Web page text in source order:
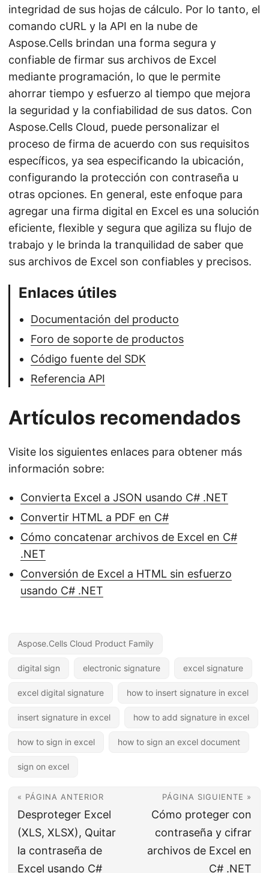
integridad de sus hojas de cálculo. Por lo tanto, el
comando cURL y la API en la nube de
Aspose.Cells brindan una forma segura y
confiable de firmar sus archivos de Excel
mediante programación, lo que le permite
ahorrar tiempo y esfuerzo al tiempo que mejora
la seguridad y la confiabilidad de sus datos. Con
Aspose.Cells Cloud, puede personalizar el
proceso de firma de acuerdo con sus requisitos
específicos, ya sea especificando la ubicación,
configurando la protección con contraseña u
otras opciones. En general, este enfoque para
agregar una firma digital en Excel es una solución
eficiente, flexible y segura que agiliza su flujo de
trabajo y le brinda la tranquilidad de saber que
sus archivos de Excel son confiables y precisos.
Enlaces útiles
Documentación del producto
Foro de soporte de productos
Código fuente del SDK
Referencia API
Artículos recomendados
Visite los siguientes enlaces para obtener más
información sobre:
Convierta Excel a JSON usando C# .NET
Convertir HTML a PDF en C#
Cómo concatenar archivos de Excel en C#
.NET
Conversión de Excel a HTML sin esfuerzo
usando C# .NET
Aspose.Cells Cloud Product Family
digital sign electronic signature excel signature
excel digital signature how to insert signature in excel
insert signature in excel how to add signature in excel
how to sign in excel how to sign an excel document
sign on excel
« PÁGINA ANTERIOR
Desproteger Excel
(XLS, XLSX), Quitar
la contraseña de
Excel usando C#
PÁGINA SIGUIENTE »
Cómo proteger con
contraseña y cifrar
archivos de Excel en
C# .NET